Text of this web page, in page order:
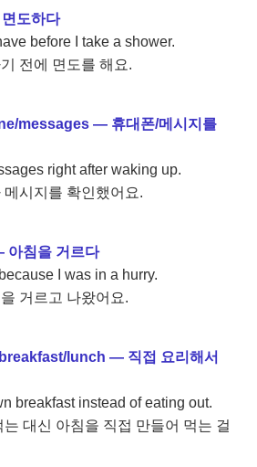
도하다
before I take a shower.
전에 면도를 해요.
messages — 휴대폰/메시지를
right after waking up.
시지를 확인했어요.
침을 거르다
I was in a hurry.
거르고 나왔어요.
lunch — 직접 요리해서
breakfast instead of eating out.
대신 아침을 직접 만들어 먹는 걸